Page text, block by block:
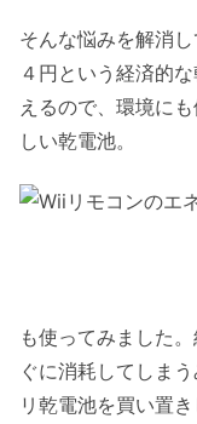
そんな悩みを解消
４円という経済的
えるので、環境に
しい乾電池。
も使ってみました
ぐに消耗してしま
リ乾電池を買い置